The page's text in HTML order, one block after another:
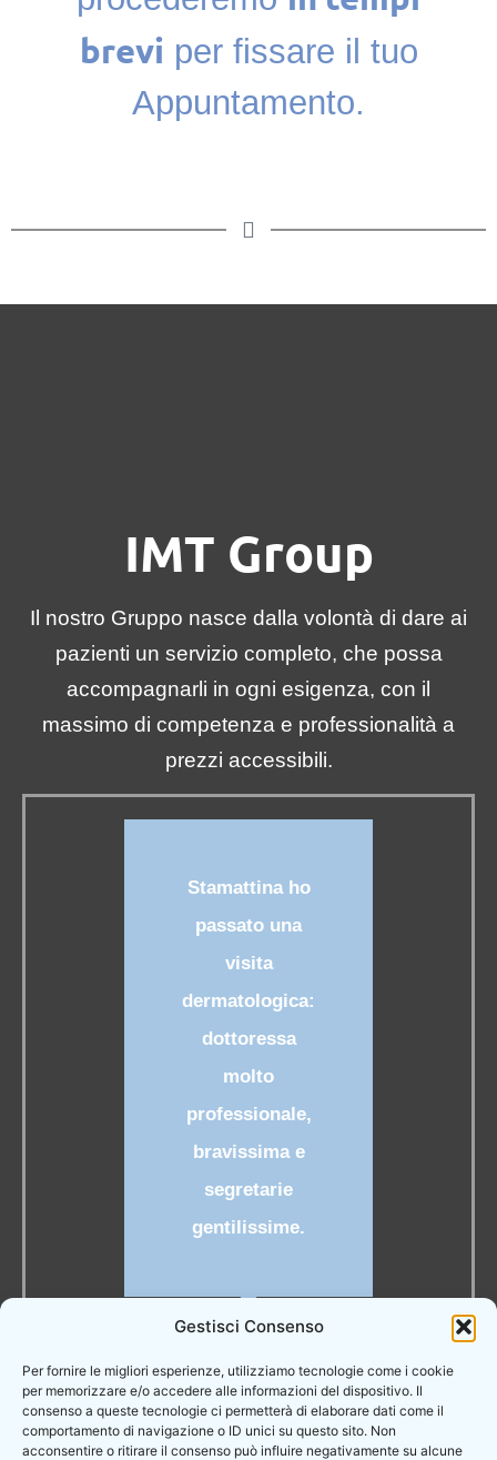
Gestisci Consenso
Per fornire le migliori esperienze, utilizziamo tecnologie come i cookie
per memorizzare e/o accedere alle informazioni del dispositivo. Il
consenso a queste tecnologie ci permetterà di elaborare dati come il
comportamento di navigazione o ID unici su questo sito. Non
acconsentire o ritirare il consenso può influire negativamente su alcune
brevi per fissare il tuo
Appuntamento.
IMT Group
Il nostro Gruppo nasce dalla volontà di dare ai
pazienti un servizio completo, che possa
accompagnarli in ogni esigenza, con il
massimo di competenza e professionalità a
prezzi accessibili.
Stamattina ho
passato una
visita
dermatologica:
dottoressa
molto
professionale,
bravissima e
segretarie
gentilissime.
C.
RECENSIONE
FB